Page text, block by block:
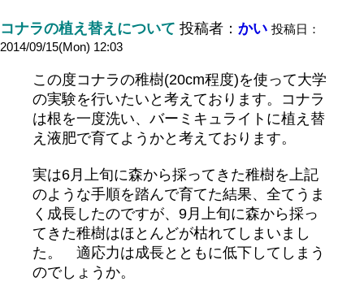
コナラの植え替えについて 投稿者： かい 投稿日：
2014/09/15(Mon) 12:03
この度コナラの稚樹(20cm程度)を使って大学
の実験を行いたいと考えております。コナラ
は根を一度洗い、バーミキュライトに植え替
え液肥で育てようかと考えております。
実は6月上旬に森から採ってきた稚樹を上記
のような手順を踏んで育てた結果、全てうま
く成長したのですが、9月上旬に森から採っ
てきた稚樹はほとんどが枯れてしまいまし
た。 適応力は成長とともに低下してしまう
のでしょうか。